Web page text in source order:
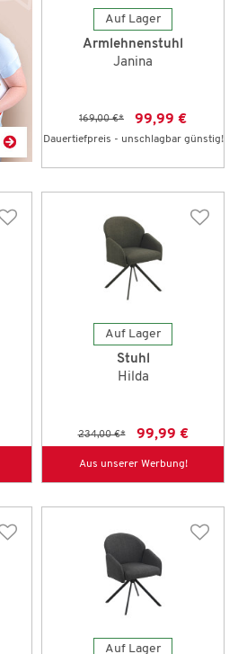
Auf Lager
Armlehnenstuhl
Janina
169,00 €* 99,99 €
Dauertiefpreis - unschlagbar günstig!
Auf Lager
Stuhl
Hilda
234,00 €* 99,99 €
Aus unserer Werbung!
Auf Lager